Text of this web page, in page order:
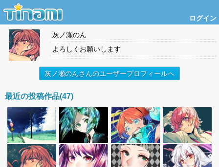
ログイン
灰ノ瀬のん
よろしくお願いします
灰ノ瀬のんさんのユーザープロフィールへ
最近の投稿作品(47)